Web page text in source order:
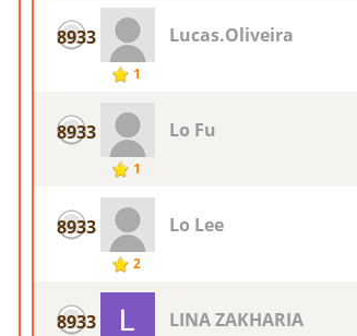
8933
1
Lucas.Oliveira
8933
1
Lo Fu
8933
2
Lo Lee
8933 LINA ZAKHARIA